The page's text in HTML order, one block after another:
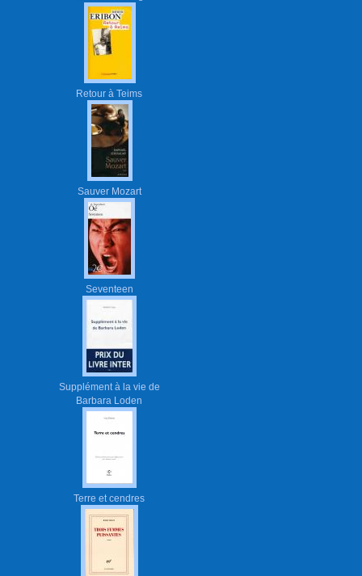
Retour à Teims
Sauver Mozart
Seventeen
Supplément à la vie de
Barbara Loden
Terre et cendres